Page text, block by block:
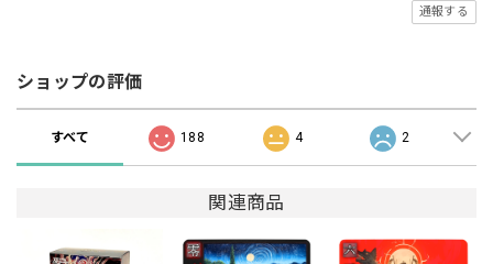
通報する
ショップの評価
すべて 188 4 2
関連商品